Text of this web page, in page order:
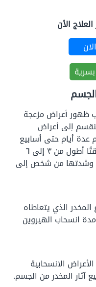
الأن
ظهور أعراض مزعجة
إلى أعراض
أيام حتى أسابيع
بينما الأعراض النفسية تستغرق وقتًا أطول من ٣ إلى ٦
وشدتها من شخص إلى
الذي يتعاطاه
انسحاب الهيروين
الانسحابية
المخدر من الجسم.